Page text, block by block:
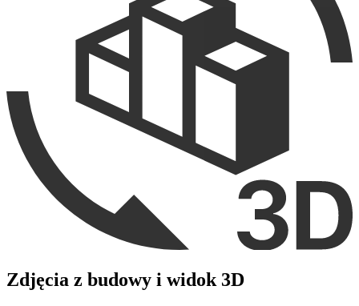
Zdjęcia z budowy i widok 3D